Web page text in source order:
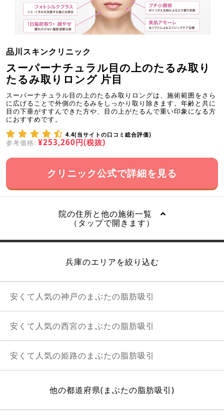
品川スキンクリニック
スーパーナチュラル目の上のたるみ取り
たるみ取りロング 片目
スーパーナチュラル目の上のたるみ取りロングは、施術範囲をさら
に広げることで外側のたるみをしっかり取り除きます。年齢と共に
目の下垂がすすんできた方や、目の上がたるんで重い印象になる方
におすすめです。
4.4(当サイトの口コミ総合評価)
参考価格: ¥253,260円(税抜)
クリニック公式で詳細を見る
院の住所と他の施術一覧
（タップで開きます）
兵庫のエリアを絞り込む
安くて人気の神戸のまぶたの脂肪吸引
安くて人気の西宮のまぶたの脂肪吸引
安くて人気の姫路のまぶたの脂肪吸引
他の都道府県(まぶたの脂肪吸引)